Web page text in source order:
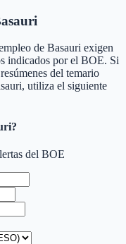
de Basauri exigen
indicados por el BOE. Si
del temario
, utiliza el siguiente
?
del BOE